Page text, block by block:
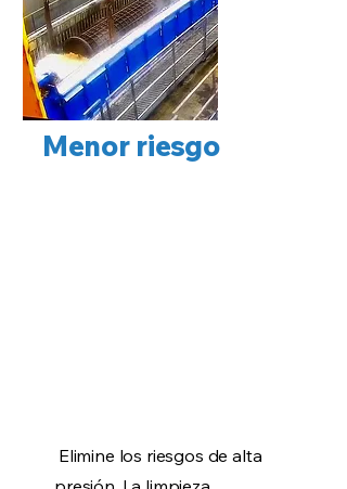
Menor riesgo
Elimine los riesgos de alta